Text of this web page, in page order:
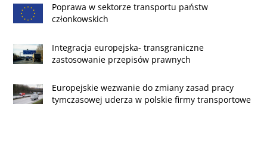
Poprawa w sektorze transportu państw
członkowskich
Integracja europejska- transgraniczne
zastosowanie przepisów prawnych
Europejskie wezwanie do zmiany zasad pracy
tymczasowej uderza w polskie firmy transportowe